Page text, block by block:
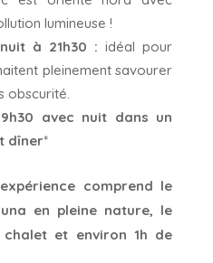
lumineuse !
à 21h30 : idéal pour
pleinement savourer
obscurité.
avec nuit dans un
dîner*
comprend le
en pleine nature, le
chalet et environ 1h de